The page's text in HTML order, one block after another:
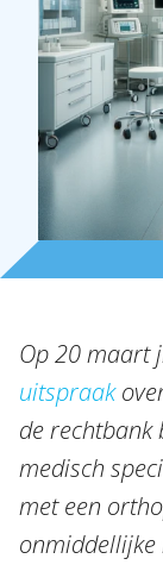
Over Holla
Onze mensen
Expertises
Topics
Nieuws
NL EN DE
Op 20 maart
uitspraak
de rechtbank
medisch
met een
onmiddellijke